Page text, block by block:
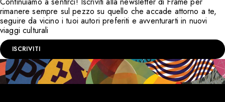
rimanere sempre sul pezzo su quello che accade attorno a te,
seguire da vicino i tuoi autori preferiti e avventurarti in nuovi
viaggi culturali
ISCRIVITI